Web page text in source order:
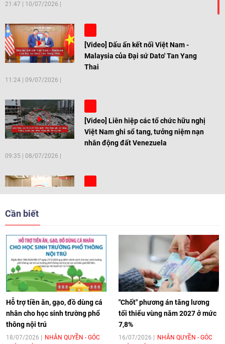
21:47 10/07/2026
[Video] Dấu ấn kết nối Việt Nam -
Malaysia của Đại sứ Dato' Tan Yang
Thai
11:24 09/07/2026
[Video] Liên hiệp các tổ chức hữu nghị
Việt Nam ghi sổ tang, tưởng niệm nạn
nhân động đất Venezuela
09:35 08/07/2026
[Video] Trẻ em Đông Á cùng kiến tạo
[Video] Âm nhạc flamenco gắn kết văn
hoá Việt Nam - Tây Ban Nha
11:10 17/06/2026
[Video] Trao tặng Kỷ niệm chương "Vì
hòa bình, hữu nghị giữa các dân tộc"
Cần biết
Hỗ trợ tiền ăn, gạo, đồ dùng cá
nhân cho học sinh trường phổ
thông nội trú
18/07/2026
NHÂN QUYỀN - GÓC
"Chốt" phương án tăng lương
tối thiểu vùng năm 2027 ở mức
7,8%
16/07/2026
NHÂN QUYỀN - GÓC